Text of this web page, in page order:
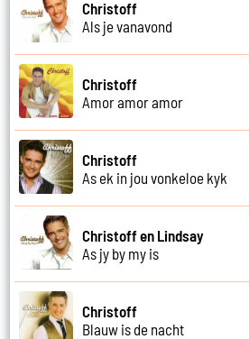
Christoff
Als je vanavond
Christoff
Amor amor amor
Christoff
As ek in jou vonkeloe kyk
Christoff en Lindsay
As jy by my is
Christoff
Blauw is de nacht